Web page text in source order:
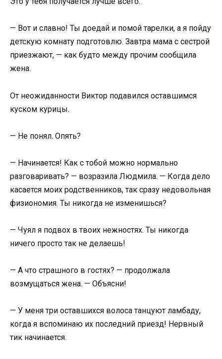
— Вот и славно! Ты доедай и помой тарелки, а я пойду
детскую комнату подготовлю. Завтра мама с сестрой
приезжают, — как будто между прочим сообщила
жена.
От неожиданности Виктор подавился оставшимся
куском курицы.
— Не понял. Опять?
— Начинается! Как с тобой можно нормально
разговаривать? — возразила Людмила. — Когда дело
касается моих родственников, так сразу недовольная
физиономия. Ты никогда не изменишься?
— Чуял я подвох в твоих нежностях. Ты никогда
ничего просто так не делаешь!
— А что страшного в гостях? — продолжала
возмущаться жена. — Объясни!
— У меня три оставшихся волоса танцуют ламбаду,
когда я вспоминаю их последний приезд! Нервный
тик начинается.